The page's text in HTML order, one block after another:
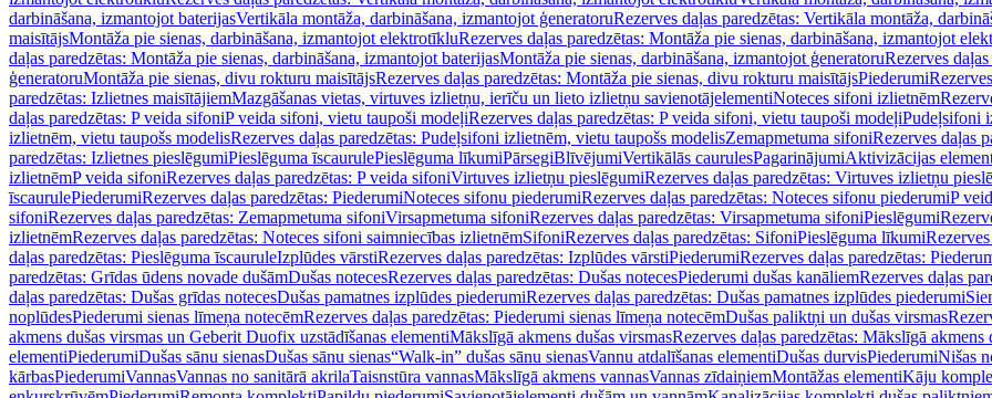
darbināšana, izmantojot baterijasVertikāla montāža, darbināšana, izmantojot ģeneratoruRezerves daļas paredzētas: Vertikāla montāža,
maisītājsMontāža pie sienas, darbināšana, izmantojot elektrotīkluRezerves daļas paredzētas: Montāža pie sienas, darbināšana, izmantojot
daļas paredzētas: Montāža pie sienas, darbināšana, izmantojot baterijasMontāža pie sienas, darbināšana, izmantojot ģeneratoruRezerves
ģeneratoruMontāža pie sienas, divu rokturu maisītājsRezerves daļas paredzētas: Montāža pie sienas, divu rokturu maisītājsPiederumi
paredzētas: Izlietnes maisītājiemMazgāšanas vietas, virtuves izlietņu, ierīču un lieto izlietņu savienotājelementiNoteces sifoni izlietnēm
daļas paredzētas: P veida sifoniP veida sifoni, vietu taupoši modeļiRezerves daļas paredzētas: P veida sifoni, vietu taupoši modeļiPudeļsifoni
izlietnēm, vietu taupošs modelisRezerves daļas paredzētas: Pudeļsifoni izlietnēm, vietu taupošs modelisZemapmetuma sifoniRezerves daļas
paredzētas: Izlietnes pieslēgumiPieslēguma īscaurulePieslēguma līkumiPārsegiBlīvējumiVertikālās caurulesPagarinājumiAktivizācijas
izlietnēmP veida sifoniRezerves daļas paredzētas: P veida sifoniVirtuves izlietņu pieslēgumiRezerves daļas paredzētas: Virtuves izlietņu
īscaurulePiederumiRezerves daļas paredzētas: PiederumiNoteces sifonu piederumiRezerves daļas paredzētas: Noteces sifonu piederumiP
sifoniRezerves daļas paredzētas: Zemapmetuma sifoniVirsapmetuma sifoniRezerves daļas paredzētas: Virsapmetuma sifoniPieslēgumi
izlietnēmRezerves daļas paredzētas: Noteces sifoni saimniecības izlietnēmSifoniRezerves daļas paredzētas: SifoniPieslēguma līkumi
daļas paredzētas: Pieslēguma īscauruleIzplūdes vārstiRezerves daļas paredzētas: Izplūdes vārstiPiederumiRezerves daļas paredzētas:
paredzētas: Grīdas ūdens novade dušāmDušas notecesRezerves daļas paredzētas: Dušas notecesPiederumi dušas kanāliemRezerves daļas
daļas paredzētas: Dušas grīdas notecesDušas pamatnes izplūdes piederumiRezerves daļas paredzētas: Dušas pamatnes izplūdes piederumi
noplūdesPiederumi sienas līmeņa notecēmRezerves daļas paredzētas: Piederumi sienas līmeņa notecēmDušas paliktņi un dušas virsmas
akmens dušas virsmas un Geberit Duofix uzstādīšanas elementiMākslīgā akmens dušas virsmasRezerves daļas paredzētas: Mākslīgā akmens
elementiPiederumiDušas sānu sienasDušas sānu sienas“Walk-in” dušas sānu sienasVannu atdalīšanas elementiDušas durvisPiederumiNišas
kārbasPiederumiVannasVannas no sanitārā akrilaTaisnstūra vannasMākslīgā akmens vannasVannas zīdaiņiemMontāžas elementiKāju